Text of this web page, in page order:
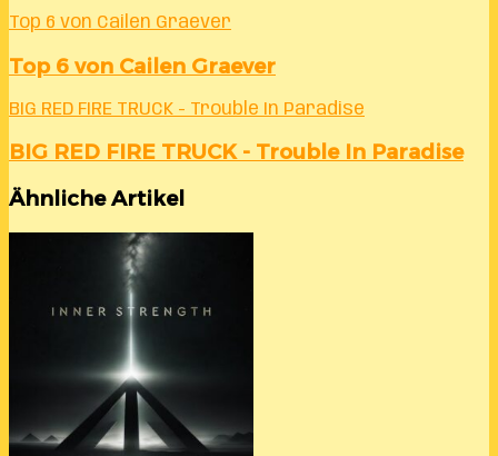
Top 6 von Cailen Graever
Top 6 von Cailen Graever
BIG RED FIRE TRUCK - Trouble In Paradise
BIG RED FIRE TRUCK - Trouble In Paradise
Ähnliche Artikel